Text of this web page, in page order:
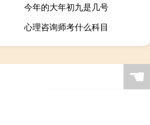
今年的大年初九是几号
心理咨询师考什么科目
☚